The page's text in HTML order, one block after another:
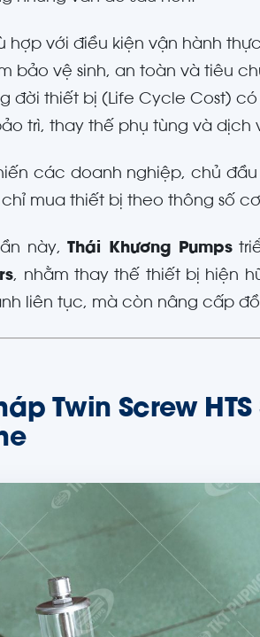
hợp với điều kiện vận hành
bảo vệ sinh, an toàn và tiêu
đời thiết bị (Life Cycle Cost)
trì, thay thế phụ tùng và dịch
các doanh nghiệp, chủ
mua thiết bị theo thông số
này,Thái Khương Pumps
, nhằm thay thế thiết bị hiện
liên tục, mà còn nâng cấp
Twin Screw